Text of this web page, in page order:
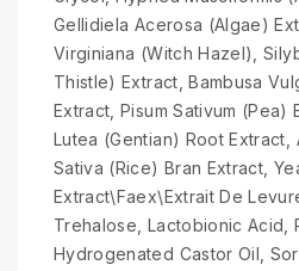
Gellidiela Acerosa (Algae)
Virginiana (Witch Hazel),
Thistle) Extract, Bambusa
Extract, Pisum Sativum (Pea)
Lutea (Gentian) Root Extract,
Sativa (Rice) Bran Extract,
Extract\Faex\Extrait De
Trehalose, Lactobionic Acid,
Hydrogenated Castor Oil,